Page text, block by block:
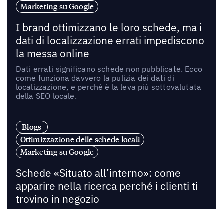
Marketing su Google
I brand ottimizzano le loro schede, ma i
dati di localizzazione errati impediscono
la messa online
Dati errati significano schede non pubblicate. Ecco
come funziona davvero la pulizia dei dati di
localizzazione, e perché è la leva più sottovalutata
della SEO locale.
Blogs
Ottimizzazione delle schede locali
Marketing su Google
Schede «Situato all’interno»: come
apparire nella ricerca perché i clienti ti
trovino in negozio